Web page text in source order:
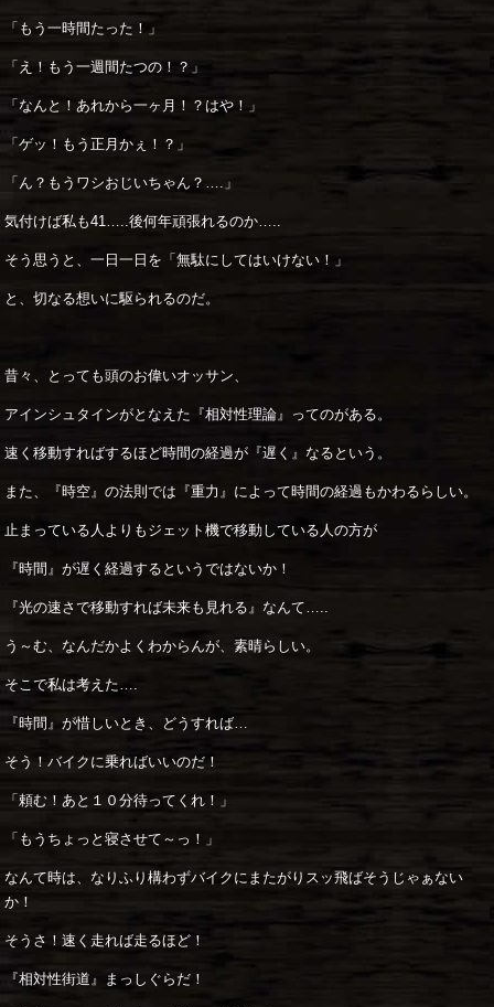
「もう一時間たった！」
「え！もう一週間たつの！？」
「なんと！あれから一ヶ月！？はや！」
「ゲッ！もう正月かぇ！？」
「ん？もうワシおじいちゃん？….」
気付けば私も41…..後何年頑張れるのか…..
そう思うと、一日一日を「無駄にしてはいけない！」
と、切なる想いに駆られるのだ。
昔々、とっても頭のお偉いオッサン、
アインシュタインがとなえた『相対性理論』ってのがある。
速く移動すればするほど時間の経過が『遅く』なるという。
また、『時空』の法則では『重力』によって時間の経過もかわるらしい。
止まっている人よりもジェット機で移動している人の方が
『時間』が遅く経過するというではないか！
『光の速さで移動すれば未来も見れる』なんて…..
う～む、なんだかよくわからんが、素晴らしい。
そこで私は考えた….
『時間』が惜しいとき、どうすれば…
そう！バイクに乗ればいいのだ！
「頼む！あと１０分待ってくれ！」
「もうちょっと寝させて～っ！」
なんて時は、なりふり構わずバイクにまたがりスッ飛ばそうじゃぁない
か！
そうさ！速く走れば走るほど！
『相対性街道』まっしぐらだ！